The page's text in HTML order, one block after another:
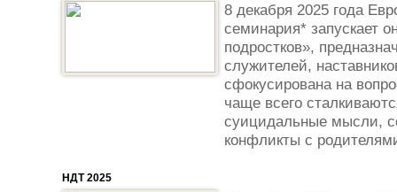
8 декабря 2025 года
семинария* запускает
подростков»,
служителей,
сфокусирована на
чаще всего
суицидальные мысли,
конфликты с
НДТ 2025